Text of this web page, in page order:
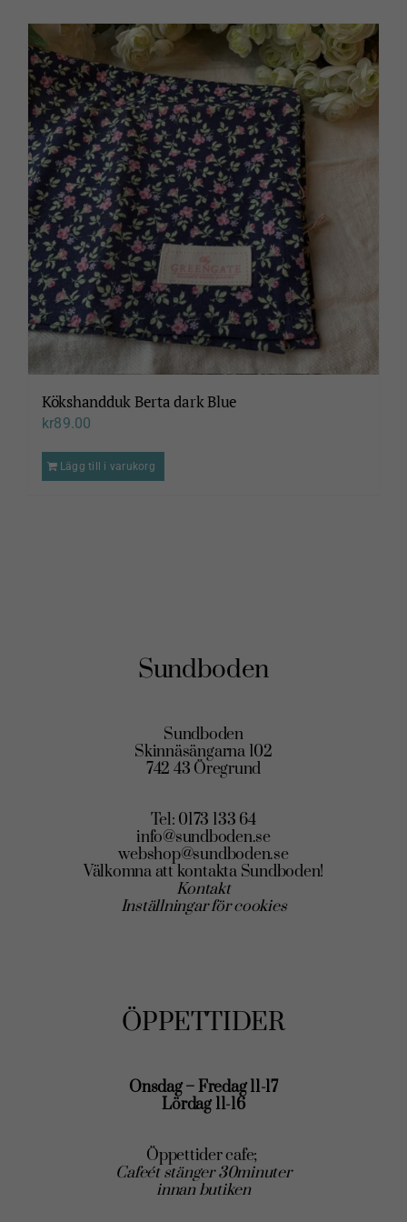
Kökshandduk Berta dark Blue
kr89.00
Lägg till i varukorg
Sundboden
Sundboden
Skinnäsängarna 102
742 43 Öregrund
Tel: 0173 133 64
info@sundboden.se
webshop@sundboden.se
Välkomna att kontakta Sundboden!
Kontakt
Inställningar för cookies
ÖPPETTIDER
Onsdag – Fredag 11-17
Lördag 11-16
Öppettider cafe;
Cafeét stänger 30minuter
innan butiken